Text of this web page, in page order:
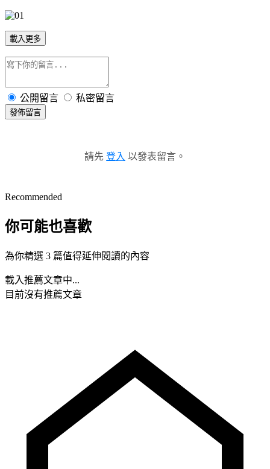
載入更多
公開留言 私密留言
發佈留言
請先 登入 以發表留言。
Recommended
你可能也喜歡
為你精選 3 篇值得延伸閱讀的內容
載入推薦文章中...
目前沒有推薦文章